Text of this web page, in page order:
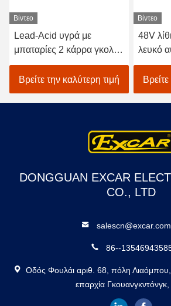
Βίντεο
Lead-Acid υγρά με
μπαταρίες 2 κάρρα γκολφ
καθισμάτων/ηλεκτρικό με
λάθη γκολφ αυτοκινήτων
Βρείτε την καλύτερη τιμή
Βίντεο
48V
λευκό
DONGGUAN EXCAR
CO., LTD
86--
Οδός Φουλάι αριθ. 68, πόλη
επαρχία Γκουανγκντόνγκ,